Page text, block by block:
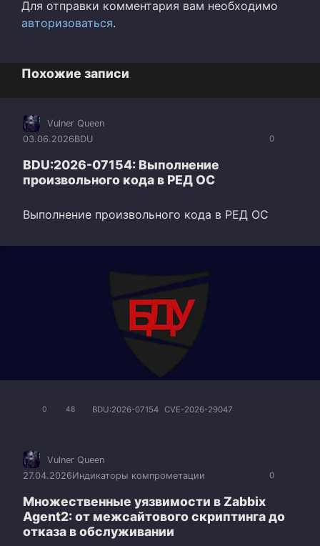
Для отправки комментария вам необходимо
авторизоваться.
Похожие записи
0
Vulner Queen
03.06.2026BDU
BDU:2026-07154: Выполнение
произвольного кода в РЕД ОС
Выполнение произвольного кода в РЕД ОС
0 48 BDU:2026-07154 CVE-2026-29047
0
Vulner Queen
27.04.2026Индикаторы компрометации
Множественные уязвимости в Zabbix
Agent2: от межсайтового скриптинга до
отказа в обслуживании